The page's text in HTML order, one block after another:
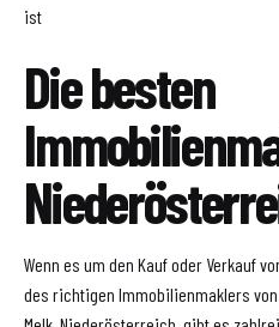
ist
Die besten
Wenn es um den Kauf oder Verkauf
des richtigen Immobilienmaklers